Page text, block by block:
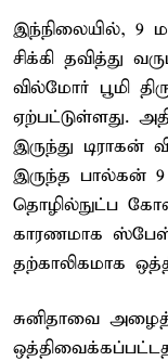
இந்நிலையில், 9
சிக்கி தவித்து
வில்மோர் பூமி
ஏற்பட்டுள்ளது.
இருந்து டிராகன்
இருந்த பால்கன் 9
தொழில்நுட்ப
காரணமாக
தற்காலிகமாக
சுனிதாவை